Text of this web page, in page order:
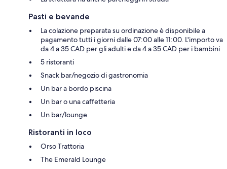
Pasti e bevande
La colazione preparata su ordinazione è disponibile a
pagamento tutti i giorni dalle 07:00 alle 11:00. L'importo va
da 4 a 35 CAD per gli adulti e da 4 a 35 CAD per i bambini
5 ristoranti
Snack bar/negozio di gastronomia
Un bar a bordo piscina
Un bar o una caffetteria
Un bar/lounge
Ristoranti in loco
Orso Trattoria
The Emerald Lounge